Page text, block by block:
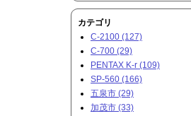
カテゴリ
C-2100 (127)
C-700 (29)
PENTAX K-r (109)
SP-560 (166)
五泉市 (29)
加茂市 (33)